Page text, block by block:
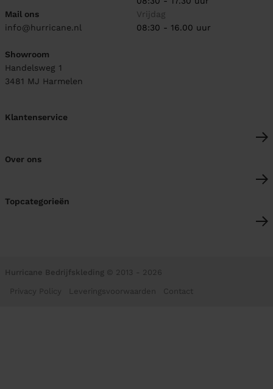
Mail ons
info@hurricane.nl
Showroom
Handelsweg 1
3481 MJ Harmelen
Vrijdag
08:30 - 16.00 uur
Klantenservice
Over ons
Topcategorieën
Hurricane Bedrijfskleding © 2013 - 2026
Privacy Policy Leveringsvoorwaarden Contact